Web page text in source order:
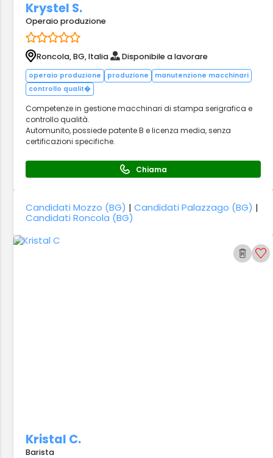
Krystel S.
Operaio produzione
Roncola, BG, Italia Disponibile a lavorare
operaio produzione produzione
manutenzione macchinari
controllo qualit�
Competenze in gestione macchinari di stampa serigrafica e
controllo qualità.
Automunito, possiede patente B e licenza media, senza
certificazioni specifiche.
Chiama
Candidati Mozzo (BG) |Candidati Palazzago (BG) |
Candidati Roncola (BG)
Kristal C.
Barista